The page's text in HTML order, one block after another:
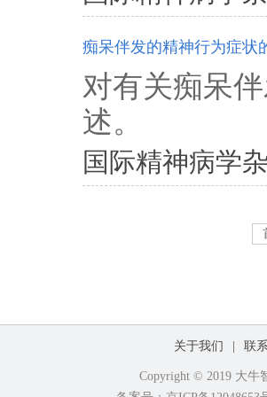
痴呆伴发的精神行为症状
对有关痴呆
述。
国际精神病学
关于我们 联
Copyright © 2019 大牛